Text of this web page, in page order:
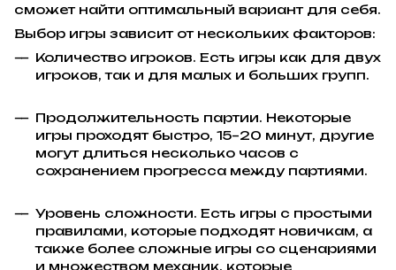
сможет найти оптимальный вариант для себя.
Выбор игры зависит от нескольких факторов:
Количество игроков. Есть игры как для двух
игроков, так и для малых и больших групп.
Продолжительность партии. Некоторые
игры проходят быстро, 15–20 минут, другие
могут длиться несколько часов с
сохранением прогресса между партиями.
Уровень сложности. Есть игры с простыми
правилами, которые подходят новичкам, а
также более сложные игры со сценариями
и множеством механик, которые